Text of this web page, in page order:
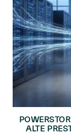
ALTE